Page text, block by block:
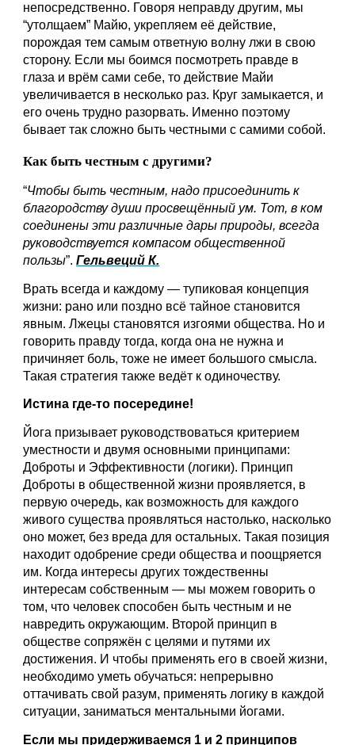
непосредственно. Говоря неправду другим, мы
“утолщаем” Майю, укрепляем её действие,
порождая тем самым ответную волну лжи в свою
сторону. Если мы боимся посмотреть правде в
глаза и врём сами себе, то действие Майи
увеличивается в несколько раз. Круг замыкается, и
его очень трудно разорвать. Именно поэтому
бывает так сложно быть честными с самими собой.
Как быть честным с другими?
“Чтобы быть честным, надо присоединить к
благородству души просвещённый ум. Тот, в ком
соединены эти различные дары природы, всегда
руководствуется компасом общественной
пользы”. Гельвеций К.
Врать всегда и каждому — тупиковая концепция
жизни: рано или поздно всё тайное становится
явным. Лжецы становятся изгоями общества. Но и
говорить правду тогда, когда она не нужна и
причиняет боль, тоже не имеет большого смысла.
Такая стратегия также ведёт к одиночеству.
Истина где-то посередине!
Йога призывает руководствоваться критерием
уместности и двумя основными принципами:
Доброты и Эффективности (логики). Принцип
Доброты в общественной жизни проявляется, в
первую очередь, как возможность для каждого
живого существа проявляться настолько, насколько
оно может, без вреда для остальных. Такая позиция
находит одобрение среди общества и поощряется
им. Когда интересы других тождественны
интересам собственным — мы можем говорить о
том, что человек способен быть честным и не
навредить окружающим. Второй принцип в
обществе сопряжён с целями и путями их
достижения. И чтобы применять его в своей жизни,
необходимо уметь обучаться: непрерывно
оттачивать свой разум, применять логику в каждой
ситуации, заниматься ментальными йогами.
Если мы придерживаемся 1 и 2 принципов